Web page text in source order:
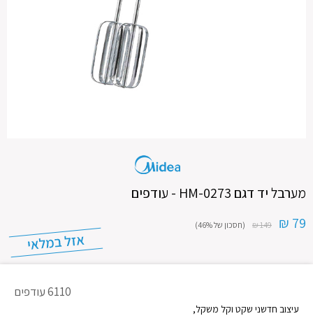
מערבל יד דגם HM-0273 - עודפים
79 ₪
149 ₪ (חסכון של 46%)
מק"ט
6110 עודפים
עיצוב חדשני שקט וקל משקל,